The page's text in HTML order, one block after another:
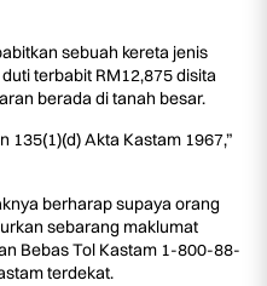
sebuah kereta jenis
terbabit RM12,875 disita
berada di tanah besar.
135(1)(d) Akta Kastam 1967,”
berharap supaya orang
sebarang maklumat
Bebas Tol Kastam 1-800-88-
terdekat.